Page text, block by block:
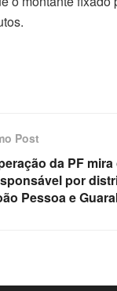
Post
da PF
por
Pessoa e